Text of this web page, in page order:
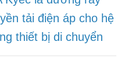
tải điện áp cho hệ
thiết bị di chuyển